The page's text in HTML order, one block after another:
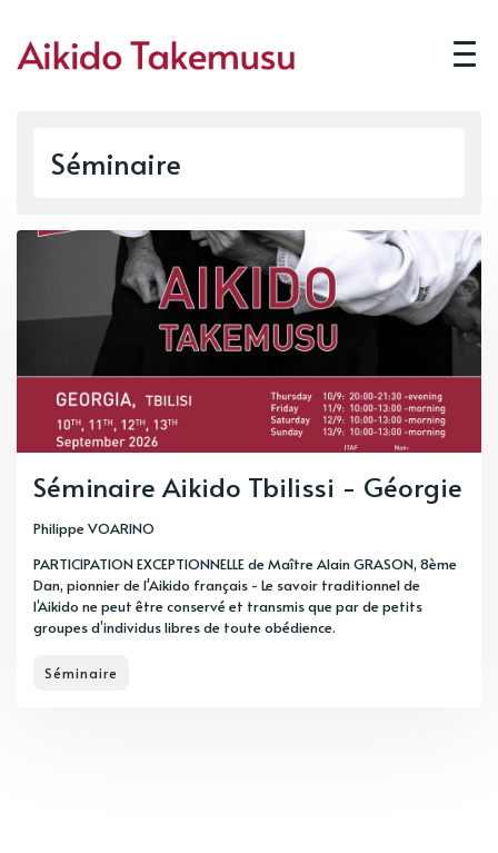
Séminaire
Séminaire Aikido Tbilissi - Géorgie
Philippe VOARINO
PARTICIPATION EXCEPTIONNELLE de Maître Alain GRASON, 8ème
Dan, pionnier de l'Aikido français - Le savoir traditionnel de
l’Aikido ne peut être conservé et transmis que par de petits
groupes d’individus libres de toute obédience.
Séminaire